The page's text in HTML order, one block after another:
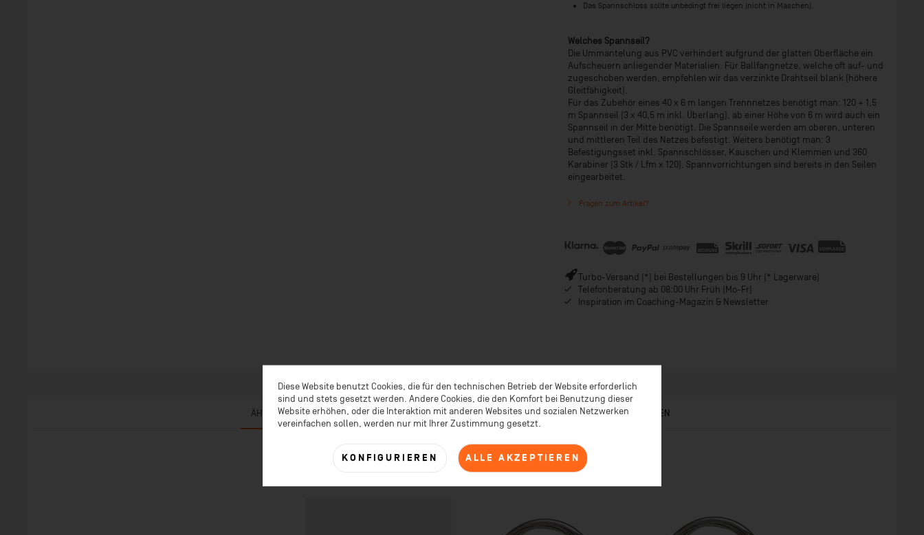
Das Spannschloss sollte unbedingt frei liegen (nicht in Maschen).
Welches Spannseil?
Die Ummantelung aus PVC verhindert aufgrund der glatten Oberfläche ein
Aufscheuern anliegender Materialien. Für Ballfangnetze, welche oft auf- und
zugeschoben werden, empfehlen wir das verzinkte Drahtseil blank (höhere
Gleitfähigkeit).
Für das Zubehör eines 40 x 6 m langen Trennnetzes benötigt man: 120 + 1,5
m Spannseil (3 x 40,5 m inkl. Überlang), ab einer Höhe von 6 m wird auch ein
Spannseil in der Mitte benötigt. Die Spannseile werden am oberen, unteren
und mittleren Teil des Netzes befestigt. Weiters benötigt man: 3
Befestigungsset inkl. Spannschlösser, Kauschen und Klemmen und 360
Karabiner (3 Stk / Lfm x 120). Spannvorrichtungen sind bereits in den Seilen
eingearbeitet.
Fragen zum Artikel?
Turbo-Versand (*) bei Bestellungen bis 9 Uhr (* Lagerware)
Telefonberatung ab 08:00 Uhr Früh (Mo-Fr)
Inspiration im Coaching-Magazin & Newsletter
ÄHNLICHE ARTIKEL KUNDEN KAUFTEN AUCH KUNDEN HABEN SICH EBENFALLS ANGESEHEN
Diese Website benutzt Cookies, die für den technischen Betrieb der Website erforderlich
sind und stets gesetzt werden. Andere Cookies, die den Komfort bei Benutzung dieser
Website erhöhen, oder die Interaktion mit anderen Websites und sozialen Netzwerken
vereinfachen sollen, werden nur mit Ihrer Zustimmung gesetzt.
ALLE AKZEPTIEREN
KONFIGURIEREN